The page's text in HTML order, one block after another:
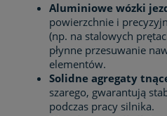
Aluminiowe wózki
powierzchnie i
(np. na stalowych
płynne przesuwanie
elementów.
Solidne agregaty
szarego, gwarantują
podczas pracy silnika.